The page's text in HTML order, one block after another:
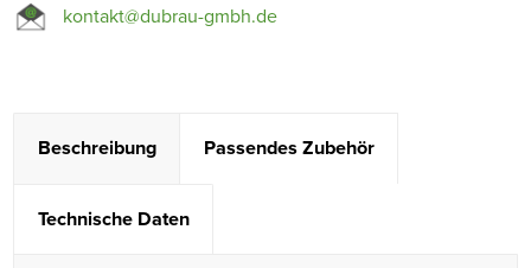
kontakt@dubrau-gmbh.de
Beschreibung Passendes Zubehör
Technische Daten